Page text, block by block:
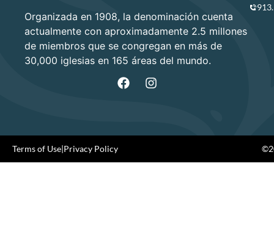
Organizada en 1908, la denominación cuenta
actualmente con aproximadamente 2.5 millones
de miembros que se congregan en más de
30,000 iglesias en 165 áreas del mundo.
Terms of Use|Privacy Policy